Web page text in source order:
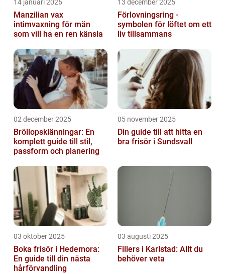
14 januari 2026
Manzilian vax
intimvaxning för män
som vill ha en ren känsla
13 december 2025
Förlovningsring -
symbolen för löftet om ett
liv tillsammans
02 december 2025
Bröllopsklänningar: En
komplett guide till stil,
passform och planering
05 november 2025
Din guide till att hitta en
bra frisör i Sundsvall
03 oktober 2025
Boka frisör i Hedemora:
En guide till din nästa
hårförvandling
03 augusti 2025
Fillers i Karlstad: Allt du
behöver veta